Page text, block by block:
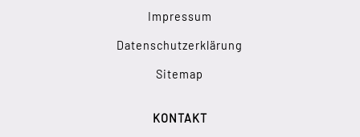
Impressum
Datenschutzerklärung
Sitemap
KONTAKT